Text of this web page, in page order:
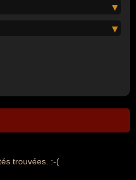
trouvées. :-(